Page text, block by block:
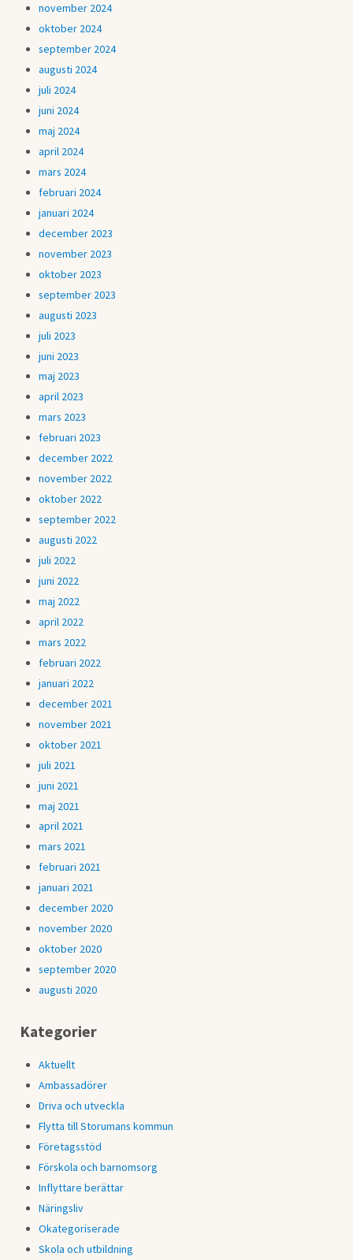
november 2024
oktober 2024
september 2024
augusti 2024
juli 2024
juni 2024
maj 2024
april 2024
mars 2024
februari 2024
januari 2024
december 2023
november 2023
oktober 2023
september 2023
augusti 2023
juli 2023
juni 2023
maj 2023
april 2023
mars 2023
februari 2023
december 2022
november 2022
oktober 2022
september 2022
augusti 2022
juli 2022
juni 2022
maj 2022
april 2022
mars 2022
februari 2022
januari 2022
december 2021
november 2021
oktober 2021
juli 2021
juni 2021
maj 2021
april 2021
mars 2021
februari 2021
januari 2021
december 2020
november 2020
oktober 2020
september 2020
augusti 2020
Kategorier
Aktuellt
Ambassadörer
Driva och utveckla
Flytta till Storumans kommun
Företagsstöd
Förskola och barnomsorg
Inflyttare berättar
Näringsliv
Okategoriserade
Skola och utbildning